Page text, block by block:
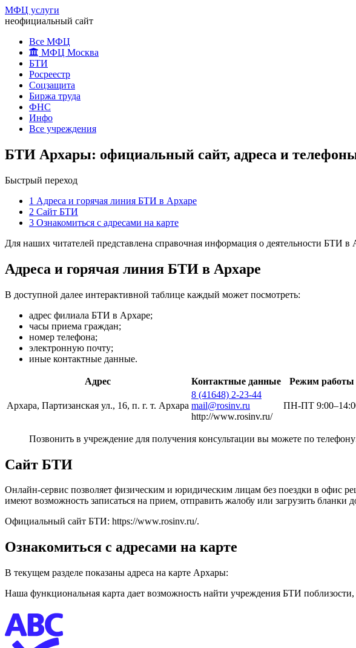
МФЦ услуги
неофициальный сайт
Все МФЦ
МФЦ Москва
БТИ
Росреестр
Соцзащита
Биржа труда
ФНС
Инфо
Все учреждения
БТИ Архары: официальный сайт, адреса и
Быстрый переход
1 Адреса и горячая линия БТИ в Архаре
2 Сайт БТИ
3 Ознакомиться с адресами на карте
Для наших читателей представлена справочная информация о деятельности БТИ в
Адреса и горячая линия БТИ в Архаре
В доступной далее интерактивной таблице каждый может посмотреть:
адрес филиала БТИ в Архаре;
часы приема граждан;
номер телефона;
электронную почту;
иные контактные данные.
Адрес Контактные данные Режим работы
Архара, Партизанская ул., 16, п. г. т. Архара
8 (41648) 2-23-44
mail@rosinv.ru
http://www.rosinv.ru/
ПН-ПТ
Позвонить в учреждение для получения консультации вы можете по
Сайт БТИ
Онлайн-сервис позволяет физическим и юридическим лицам без поездки в
имеют возможность записаться на прием, отправить жалобу или загрузить
Официальный сайт БТИ: https://www.rosinv.ru/.
Ознакомиться с адресами на карте
В текущем разделе показаны адреса на карте Архары:
Наша функциональная карта дает возможность найти учреждения БТИ